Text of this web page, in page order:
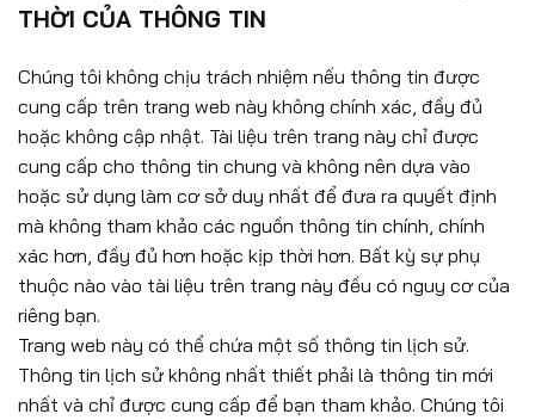
THỜI CỦA THÔNG TIN
Chúng tôi không chịu trách nhiệm nếu thông tin được
cung cấp trên trang web này không chính xác, đầy đủ
hoặc không cập nhật. Tài liệu trên trang này chỉ được
cung cấp cho thông tin chung và không nên dựa vào
hoặc sử dụng làm cơ sở duy nhất để đưa ra quyết định
mà không tham khảo các nguồn thông tin chính, chính
xác hơn, đầy đủ hơn hoặc kịp thời hơn. Bất kỳ sự phụ
thuộc nào vào tài liệu trên trang này đều có nguy cơ của
riêng bạn.
Trang web này có thể chứa một số thông tin lịch sử.
Thông tin lịch sử không nhất thiết phải là thông tin mới
nhất và chỉ được cung cấp để bạn tham khảo. Chúng tôi